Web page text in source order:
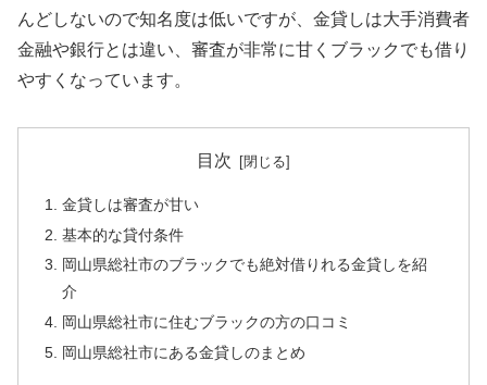
んどしないので知名度は低いですが、金貸しは大手消費者
金融や銀行とは違い、審査が非常に甘くブラックでも借り
やすくなっています。
目次
金貸しは審査が甘い
基本的な貸付条件
岡山県総社市のブラックでも絶対借りれる金貸しを紹
介
岡山県総社市に住むブラックの方の口コミ
岡山県総社市にある金貸しのまとめ